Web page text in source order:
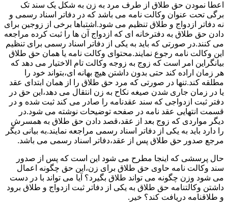
اعطا نمودن حق طلاق از طرف مرد به زن به شکل یک سند تک
برگی تحت عنوان وکالت نامه می باشد که در دفاتر اسناد رسمی و
نه دفاتر ازدواج و طلاق تنظیم می شود.اشتباها برخی از زوجین برای
دادن حق طلاق به دفترخانه ای که ازدواج آن ها را ثبت کرده مراجعه
می کنند.در صورتی که باید به یکی از دفاتر اسناد رسمی برای تنظیم
این وکالت نامه رجوع نمایند.محتوای وکالت نامه یا همان حق طلاق
بیانگراین امر است که زوج به زوجه وکالت تام الاختیار می دهد که
هر زمان اراده کند حتی بدون داشتن هیچ بهانه ای،بتواند خود را
مطلقه کند.تنها در صورتی که مرد حق طلاق را از همان ابتدای عقد
یا در زمان جاری شدن صیغه نکاح به زن انتقال می دهد،این حق در
دفتر ثبت ازدواجی که سند عقدنامه را صادر می کند ثبت شده و در
قسمت انتهایی عقد نامه در صفحه توضیحات نوشته می شود.در
دیگر مواردی که زوج بعد از عقد،قصد دادن حق طلاق به همسرش
را دارد باید به یکی از دفاتر اسناد رسمی مراجعه نمایند.به بیانی دیگر
مرجع صدور حق طلاق پس از عقد،دفاتر اسناد رسمی می باشد.
حال پرسشی که اینجا مطرح می شود این است که پس از صدور
سند وکالت نامه حاوی حق طلاق برای زن،این حق چگونه اعمال
می شود وزن چگونه می تواند طلاق بگیرد؟ آیا می تواند با در دست
داشتن وکالتنامه حق طلاق به یکی از دفاتر ثبت ازدواج و طلاق برود
و طلاقنامه دریافت کند؟ خیر.